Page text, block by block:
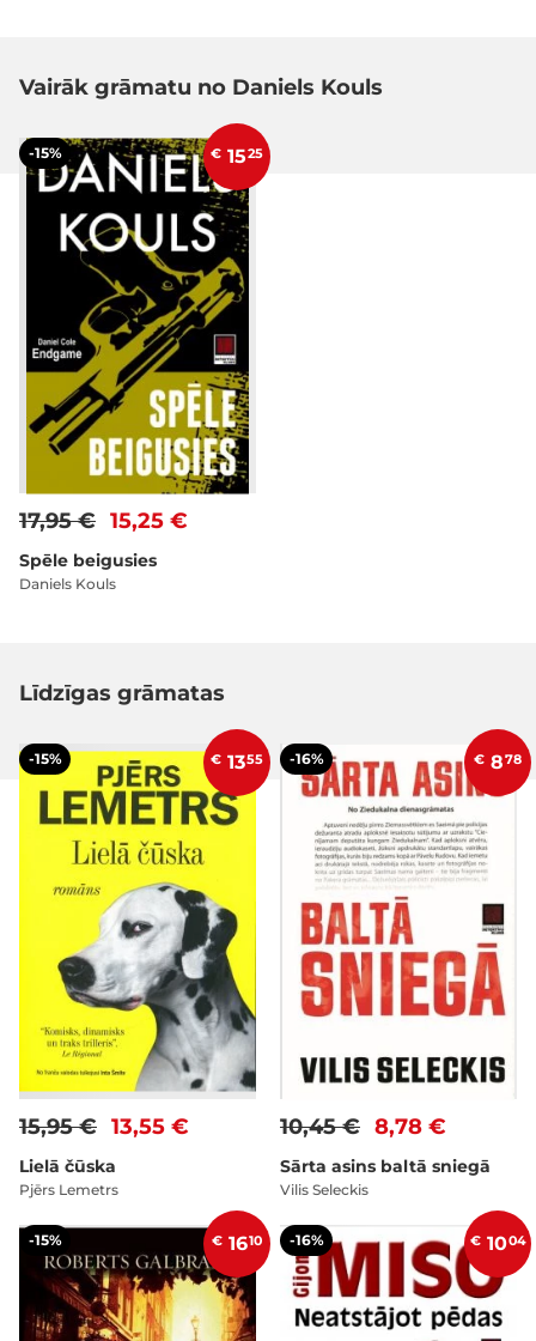
Vairāk grāmatu no Daniels Kouls
-15% € 1525
15,25 €
17,95 €
Spēle beigusies
Daniels Kouls
Līdzīgas grāmatas
-15% € 1355
13,55 €
15,95 €
Lielā čūska
Pjērs Lemetrs
-16% € 878
8,78 €
10,45 €
Sārta asins baltā sniegā
Vilis Seleckis
-15% € 1610 -16% € 1004